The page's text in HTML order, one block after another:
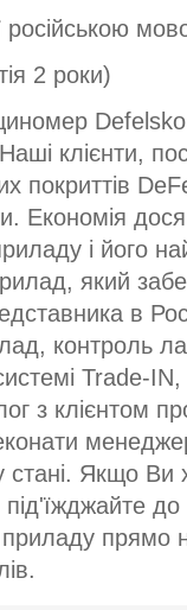
російською
2 роки)
клієнти,
покриттів
Економія
і його
який
в
контроль
Trade-
з клієнтом
стані. Якщо Ви
прямо